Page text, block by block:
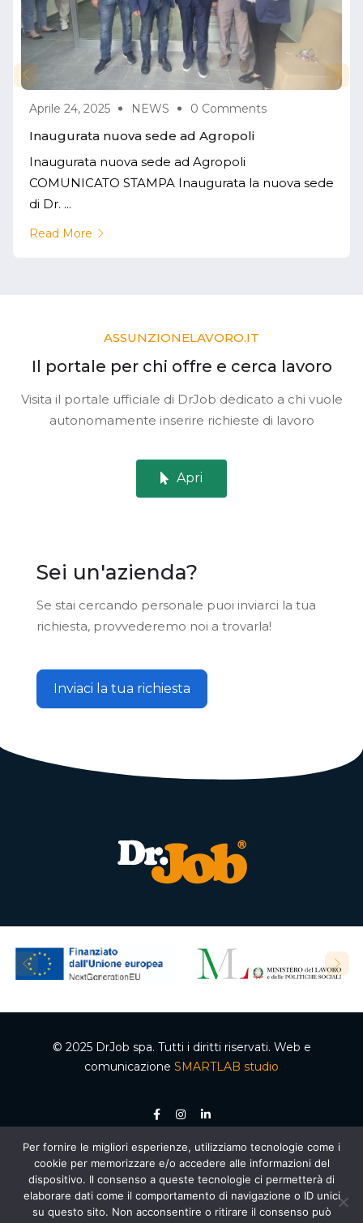
Aprile 24, 2025 NEWS 0 Comments
Inaugurata nuova sede ad Agropoli
Inaugurata nuova sede ad Agropoli
COMUNICATO STAMPA Inaugurata la nuova sede
di Dr. ...
Read More
ASSUNZIONELAVORO.IT
Il portale per chi offre e cerca lavoro
Visita il portale ufficiale di DrJob dedicato a chi vuole
autonomamente inserire richieste di lavoro
Apri
Sei un'azienda?
Se stai cercando personale puoi inviarci la tua
richiesta, provvederemo noi a trovarla!
Inviaci la tua richiesta
© 2025 DrJob spa. Tutti i diritti riservati. Web e
comunicazione SMARTLAB studio
P.IVA 04502150610 – Codice REA 332192 – Capitale sociale €50.000,00 i.v.
Ente accreditato dalla Regione Campania per le attività di formazione e
orientamento, decreto n. 2 del 05.012020, cod. organismo 03200/12/20. Agenzia per il
lavoro autorizzata dal Ministero del Lavoro e delle Politiche Sociali – Sezione 4
(Ricerca e selezione del personale) – AUT. MIN. PROT. R.0000159.30.11.2020 – Piano
Nazionale di Ripresa e Resilienza (PNRR)
, Missione 5 “Inclusione e coesione”,
Componente 1 “Politiche per il Lavoro”, Riforma 1.1 “Politiche Attive del Lavoro e
Per fornire le migliori esperienze, utilizziamo tecnologie come i
cookie per memorizzare e/o accedere alle informazioni del
dispositivo. Il consenso a queste tecnologie ci permetterà di
elaborare dati come il comportamento di navigazione o ID unici
su questo sito. Non acconsentire o ritirare il consenso può